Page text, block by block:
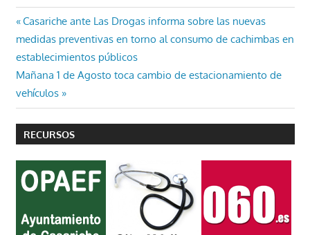
Navegación
de
entradas
Entrada
anterior:
Casariche ante Las Drogas informa sobre las nuevas
medidas preventivas en torno al consumo de cachimbas en
establecimientos públicos
Entrada
siguiente:
Mañana 1 de Agosto toca cambio de estacionamiento de
vehículos
RECURSOS